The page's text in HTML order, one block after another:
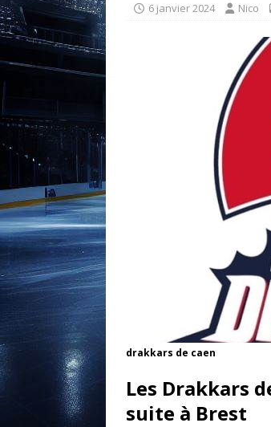
6 janvier 2024 Nico
drakkars de caen
Les Drakkars
suite à Brest